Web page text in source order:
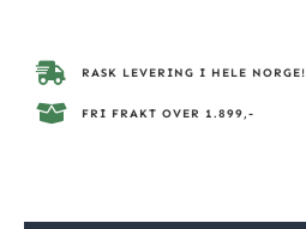
RASK LEVERING I HELE NORGE!
FRI FRAKT OVER 1.899,-